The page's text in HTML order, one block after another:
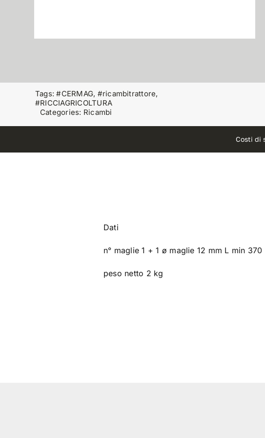
Tags:#CERMAG, #ricambitrattore,
#RICCIAGRICOLTURA
Categories: Ricambi
Costi di
Dati
n° maglie 1 + 1 ø maglie 12 mm L min
peso netto 2 kg